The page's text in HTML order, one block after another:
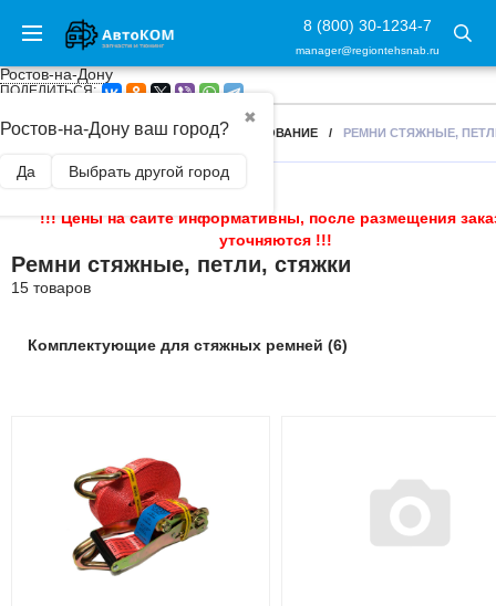
8 (800) 30-1234-7
manager@regiontehsnab.ru
Ростов-на-Дону
✖
Ростов-на-Дону ваш город?
Да Выбрать другой город
ПОДЕЛИТЬСЯ:
ГЛАВНАЯ / БУКСИРОВОЧНОЕ ОБОРУДОВАНИЕ / РЕМНИ СТЯЖНЫЕ,
!!! Цены на сайте информативны, после размещения
уточняются !!!
Ремни стяжные, петли, стяжки
15 товаров
Комплектующие для стяжных ремней (6)